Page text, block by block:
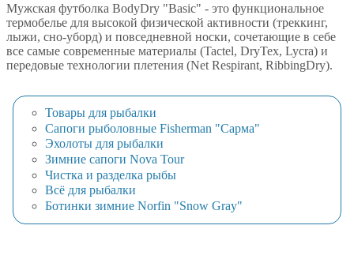
Мужская футболка BodyDry "Basic" - это функциональное
термобелье для высокой физической активности (треккинг,
лыжи, сно-уборд) и повседневной носки, сочетающие в себе
все самые современные материалы (Tactel, DryTex, Lycra) и
передовые технологии плетения (Net Respirant, RibbingDry).
Товары для рыбалки
Сапоги рыболовные Fisherman "Сарма"
Эхолоты для рыбалки
Зимние сапоги Nova Tour
Чистка и разделка рыбы
Всё для рыбалки
Ботинки зимние Norfin "Snow Gray"